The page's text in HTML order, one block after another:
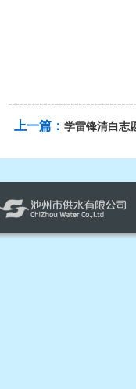
上一篇： 学雷锋清白志